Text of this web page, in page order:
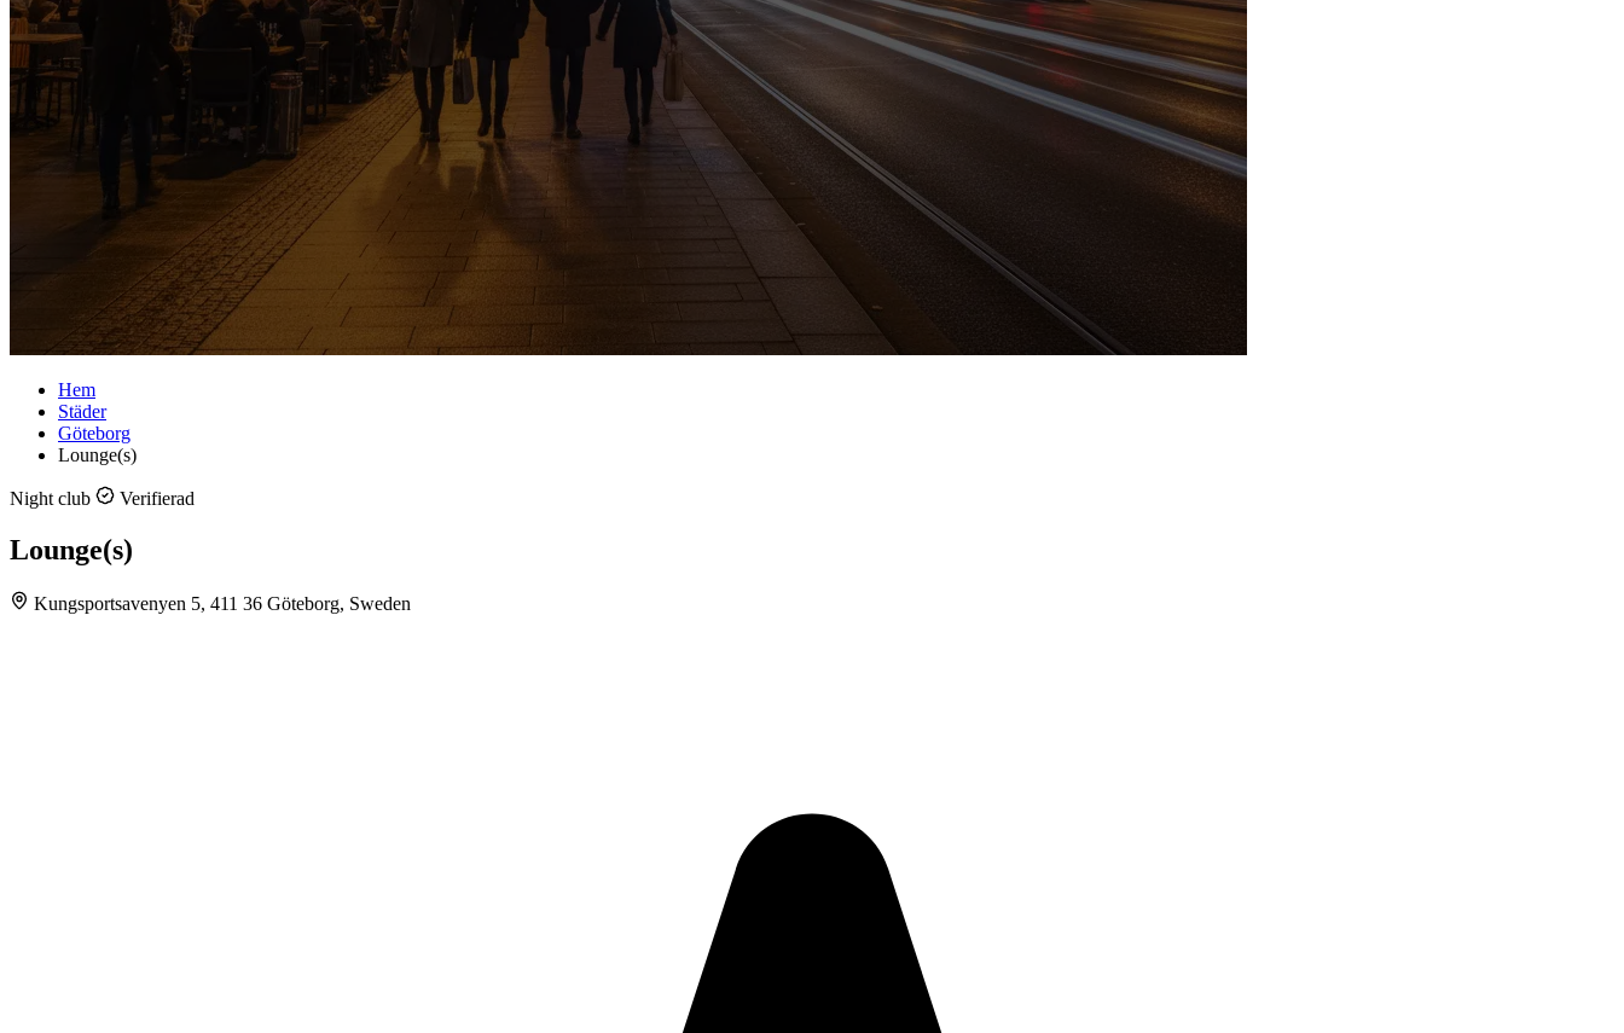
Hem
Städer
Göteborg
Lounge(s)
Night club Verifierad
Lounge(s)
Kungsportsavenyen 5, 411 36 Göteborg, Sweden